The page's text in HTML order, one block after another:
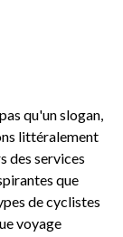
qu'un slogan,
littéralement
des services
que
de cyclistes
voyage